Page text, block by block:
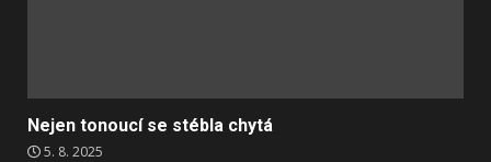
Nejen tonoucí se stébla chytá
5. 8. 2025